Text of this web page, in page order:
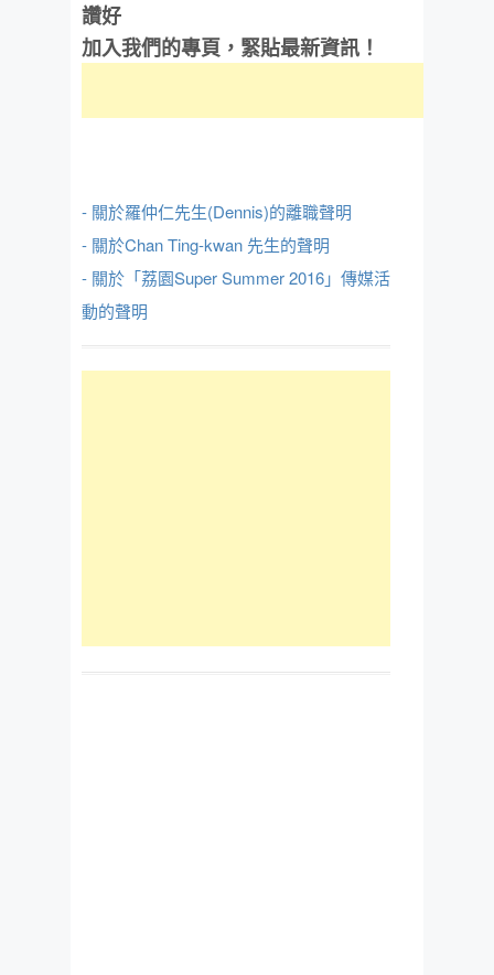
讚好
加入我們的專頁，緊貼最新資訊！
- 關於羅仲仁先生(Dennis)的離職聲明
- 關於Chan Ting-kwan 先生的聲明
- 關於「荔園Super Summer 2016」傳媒活
動的聲明